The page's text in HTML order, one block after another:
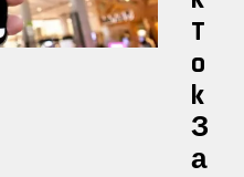
T
O
K
З
А